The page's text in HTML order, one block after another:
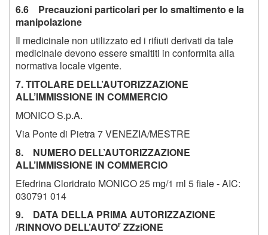
6.6 Precauzioni particolari per lo smaltimento e la
manipolazione
Il medicinale non utilizzato ed i rifiuti derivati da tale
medicinale devono essere smaltiti in conformita alia
normativa locale vigente.
7. TITOLARE DELL’AUTORIZZAZIONE
ALL’IMMISSIONE IN COMMERCIO
MONICO S.p.A.
Via Ponte di Pietra 7 VENEZIA/MESTRE
8. NUMERO DELL’AUTORIZZAZIONE
ALL’IMMISSIONE IN COMMERCIO
Efedrina Cloridrato MONICO 25 mg/1 ml 5 fiale - AIC:
030791 014
9. DATA DELLA PRIMA AUTORIZZAZIONE
/RINNOVO DELL’AUTOr ZZziONE